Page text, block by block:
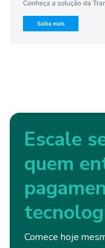
Escale
quem
Comece hoje